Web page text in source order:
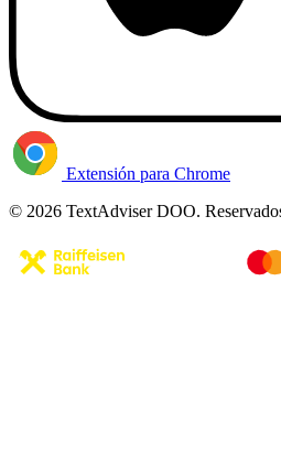
Extensión para Chrome
© 2026 TextAdviser DOO.